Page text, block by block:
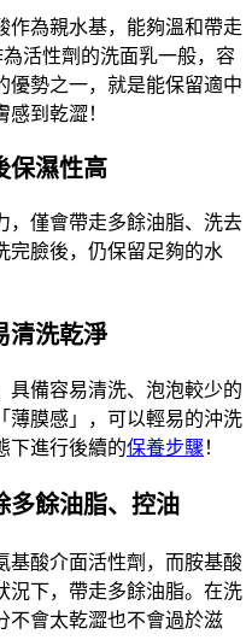
作為親水基，能夠溫和帶走
活性劑的洗面乳一般，容
優勢之一，就是能保留適中
到乾澀！
保濕性高
，僅會帶走多餘油脂、洗去
完臉後，仍保留足夠的水
清洗乾淨
具備容易清洗、泡泡較少的
薄膜感」，可以輕易的沖洗
下進行後續的保養步驟 ！
多餘油脂、控油
基酸介面活性劑，而胺基酸
況下，帶走多餘油脂。在洗
不會太乾澀也不會過於滋